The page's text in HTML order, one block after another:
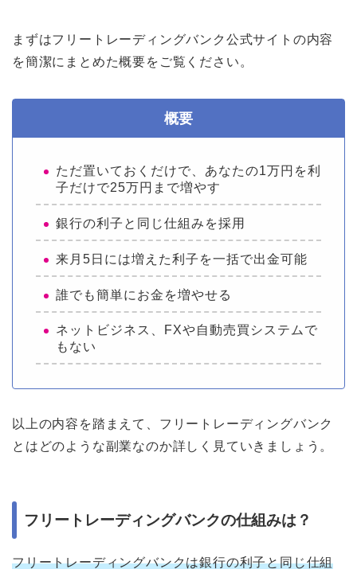
まずはフリートレーディングバンク公式サイトの内容
を簡潔にまとめた概要をご覧ください。
概要
ただ置いておくだけで、あなたの1万円を利
子だけで25万円まで増やす
銀行の利子と同じ仕組みを採用
来月5日には増えた利子を一括で出金可能
誰でも簡単にお金を増やせる
ネットビジネス、FXや自動売買システムで
もない
以上の内容を踏まえて、フリートレーディングバンク
とはどのような副業なのか詳しく見ていきましょう。
フリートレーディングバンクの仕組みは？
フリートレーディングバンクは銀行の利子と同じ仕組